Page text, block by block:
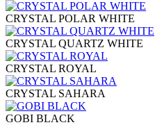
CRYSTAL POLAR WHITE
CRYSTAL QUARTZ WHITE
CRYSTAL ROYAL
CRYSTAL SAHARA
GOBI BLACK